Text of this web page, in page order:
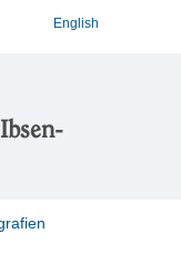
English